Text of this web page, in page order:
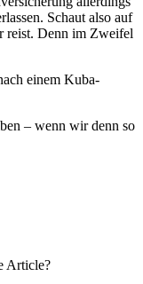
Schaut also auf
reist. Denn im Zweifel
einem Kuba-
– wenn wir denn so
Article?